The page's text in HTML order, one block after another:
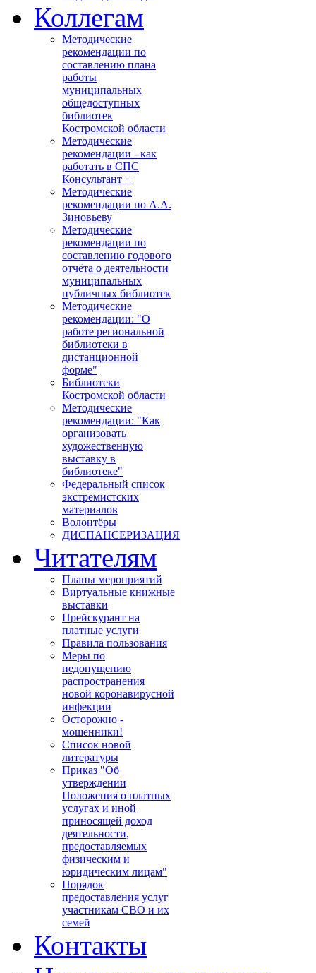
Коллегам
Методические
рекомендации по
составлению плана
работы
муниципальных
общедоступных
библиотек
Костромской области
Методические
рекомендации - как
работать в СПС
Консультант +
Методические
рекомендации по А.А.
Зиновьеву
Методические
рекомендации по
составлению годового
отчёта о деятельности
муниципальных
публичных библиотек
Методические
рекомендации: "О
работе региональной
библиотеки в
дистанционной
форме"
Библиотеки
Костромской области
Методические
рекомендации: "Как
организовать
художественную
выставку в
библиотеке"
Федеральный список
экстремистских
материалов
Волонтёры
ДИСПАНСЕРИЗАЦИЯ
Читателям
Планы мероприятий
Виртуальные книжные
выставки
Прейскурант на
платные услуги
Правила пользования
Меры по
недопущению
распространения
новой коронавирусной
инфекции
Осторожно -
мошенники!
Список новой
литературы
Приказ "Об
утверждении
Положения о платных
услугах и иной
приносящей доход
деятельности,
предоставляемых
физическим и
юридическим лицам"
Порядок
предоставления услуг
участникам СВО и их
семей
Контакты